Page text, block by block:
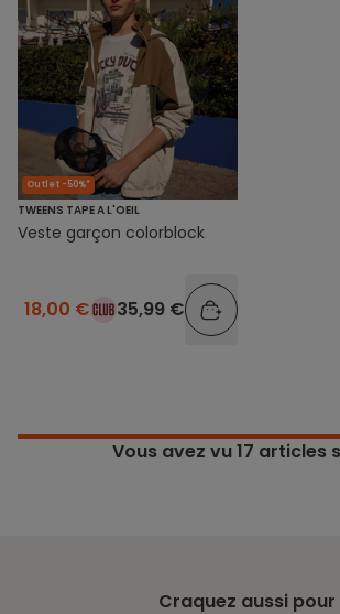
Outlet -50%*
TWEENS TAPE A L'OEIL
Veste garçon colorblock
18,00 € 35,99 €
Vous avez vu17 articles
Craquez aussi pour